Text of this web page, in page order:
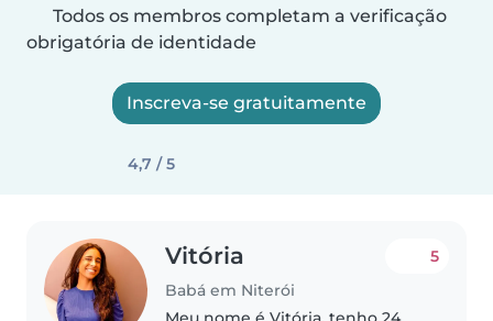
Todos os membros completam a verificação
obrigatória de identidade
Inscreva-se gratuitamente
4,7 / 5
Vitória
Babá em Niterói
5